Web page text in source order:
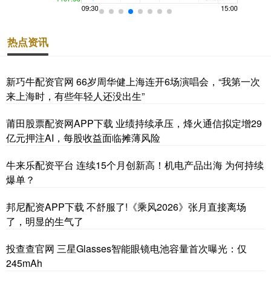
热点资讯
新巧牛配资官网 66岁周华健上海连开6场演唱会，“我第一次
来上海时，有些年轻人还没出生”
莆田股票配资网APP下载 业绩持续承压，烽火通信拟定增29
亿元押注AI，每股收益面临摊薄风险
牛来乐配资平台 连续15个月创新高！机电产品出海 为何持续
爆单？
邦尼配资APP下载 不舒服了!《乘风2026》张月直接离场
了，明显的生气了
投查查官网 三星Glasses智能眼镜电池容量首次曝光：仅
245mAh